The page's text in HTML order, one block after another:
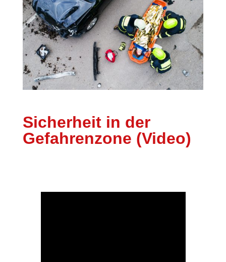
Sicherheit in der
Gefahrenzone (Video)